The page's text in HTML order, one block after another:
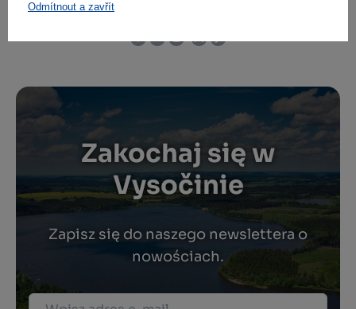
Odmítnout a zavřít
Zakochaj się w
Vysočinie
Zapisz się do naszego newslettera o
nowościach.